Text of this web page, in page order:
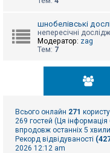
шнобелівські
непересічні
Модератор: zag
Тем: 7
Всього онлайн 271
269 гостей (Ця інформація
впродовж останніх 5
Рекорд відвідуваності
2026 12:12 am